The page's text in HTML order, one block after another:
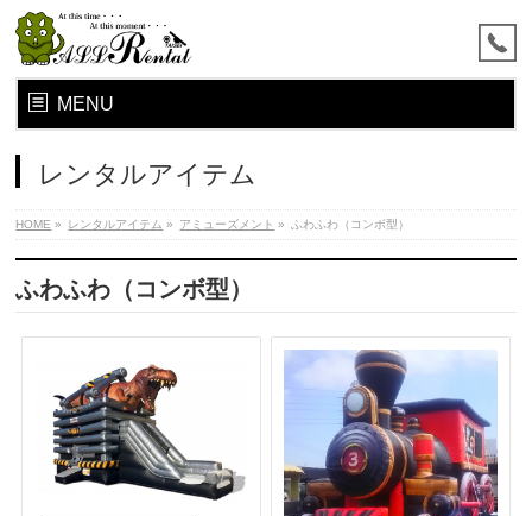
MENU
レンタルアイテム
HOME » レンタルアイテム » アミューズメント » ふわふわ（コンボ型）
ふわふわ（コンボ型）